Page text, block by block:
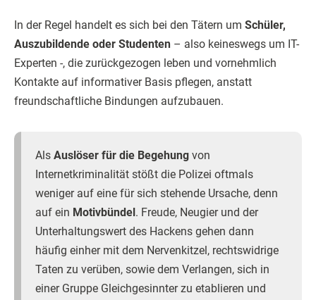
In der Regel handelt es sich bei den Tätern um Schüler,
Auszubildende oder Studenten – also keineswegs um IT-
Experten -, die zurückgezogen leben und vornehmlich
Kontakte auf informativer Basis pflegen, anstatt
freundschaftliche Bindungen aufzubauen.
Als Auslöser für die Begehung von
Internetkriminalität stößt die Polizei oftmals
weniger auf eine für sich stehende Ursache, denn
auf ein Motivbündel . Freude, Neugier und der
Unterhaltungswert des Hackens gehen dann
häufig einher mit dem Nervenkitzel, rechtswidrige
Taten zu verüben, sowie dem Verlangen, sich in
einer Gruppe Gleichgesinnter zu etablieren und